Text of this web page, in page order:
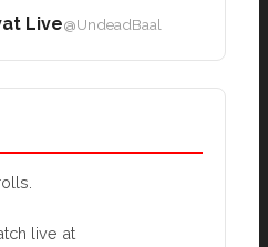
Live@UndeadBaal
live at